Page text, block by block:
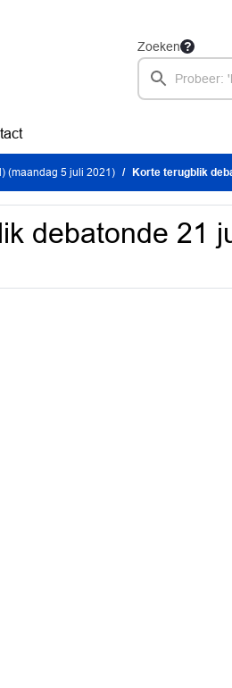
Zoeken
(maandag 5 juli 2021) Korte terugblik
debatonde 21